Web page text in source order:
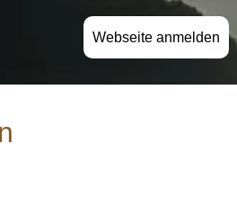
Webseite anmelden